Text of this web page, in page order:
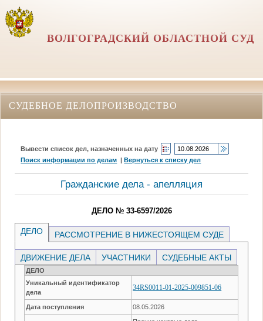
ВОЛГОГРАДСКИЙ ОБЛАСТНОЙ СУД
СУДЕБНОЕ ДЕЛОПРОИЗВОДСТВО
Вывести список дел, назначенных на дату
Поиск информации по делам |Вернуться к списку дел
Гражданские дела - апелляция
ДЕЛО № 33-6597/2026
ДЕЛО РАССМОТРЕНИЕ В НИЖЕСТОЯЩЕМ СУДЕ
ДВИЖЕНИЕ ДЕЛА УЧАСТНИКИ СУДЕБНЫЕ АКТЫ
ДЕЛО
Уникальный идентификатор
дела
34RS0011-01-2025-009851-06
Дата поступления 08.05.2026